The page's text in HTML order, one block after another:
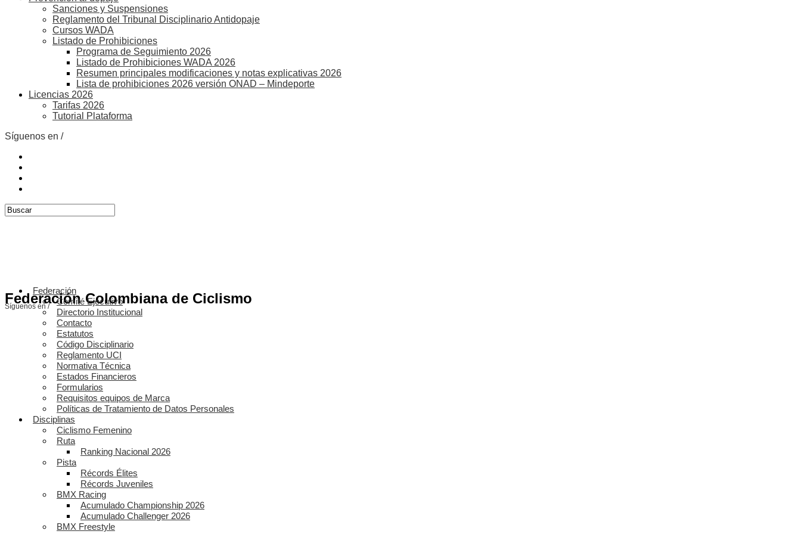
Sanciones y Suspensiones
Reglamento del Tribunal Disciplinario Antidopaje
Cursos WADA
Listado de Prohibiciones
Programa de Seguimiento 2026
Listado de Prohibiciones WADA 2026
Resumen principales modificaciones y notas explicativas 2026
Lista de prohibiciones 2026 versión ONAD – Mindeporte
Licencias 2026
Tarifas 2026
Tutorial Plataforma
Síguenos en /
Federación Colombiana de Ciclismo
Síguenos en /
Federación
Comité Ejecutivo
Directorio Institucional
Contacto
Estatutos
Código Disciplinario
Reglamento UCI
Normativa Técnica
Estados Financieros
Formularios
Requisitos equipos de Marca
Políticas de Tratamiento de Datos Personales
Disciplinas
Ciclismo Femenino
Ruta
Ranking Nacional 2026
Pista
Récords Élites
Récords Juveniles
BMX Racing
Acumulado Championship 2026
Acumulado Challenger 2026
BMX Freestyle